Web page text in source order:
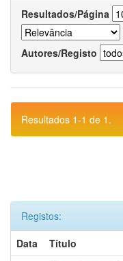
Resultados/Página
Autores/Registo
Resultados 1-1 de 1.
Registos:
Data
Título